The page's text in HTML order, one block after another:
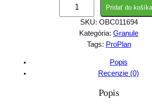
Pridať do košíka
SKU: OBC011694
Kategória: Granule
Tags: ProPlan
Popis
Recenzie (0)
Popis